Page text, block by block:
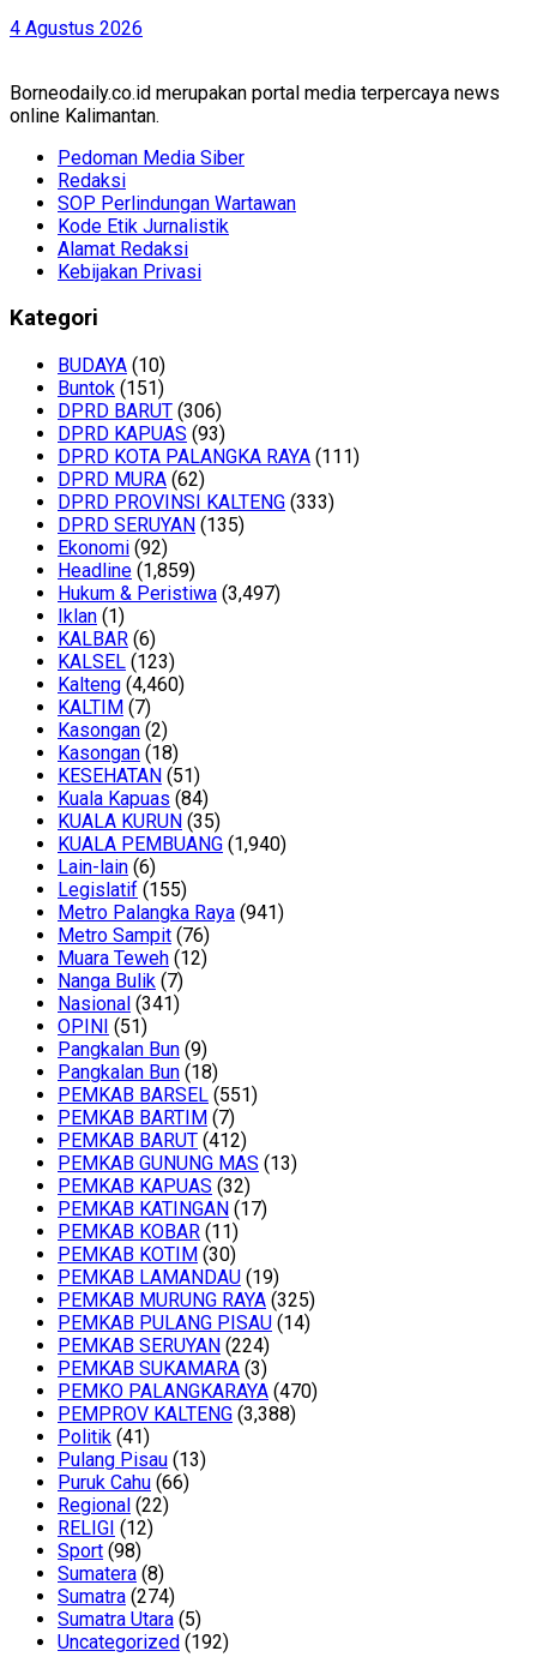
4 Agustus 2026
Borneodaily.co.id merupakan portal media terpercaya news
online Kalimantan.
Pedoman Media Siber
Redaksi
SOP Perlindungan Wartawan
Kode Etik Jurnalistik
Alamat Redaksi
Kebijakan Privasi
Kategori
BUDAYA (10)
Buntok (151)
DPRD BARUT (306)
DPRD KAPUAS (93)
DPRD KOTA PALANGKA RAYA (111)
DPRD MURA (62)
DPRD PROVINSI KALTENG (333)
DPRD SERUYAN (135)
Ekonomi (92)
Headline (1,859)
Hukum & Peristiwa (3,497)
Iklan (1)
KALBAR (6)
KALSEL (123)
Kalteng (4,460)
KALTIM (7)
Kasongan (2)
Kasongan (18)
KESEHATAN (51)
Kuala Kapuas (84)
KUALA KURUN (35)
KUALA PEMBUANG (1,940)
Lain-lain (6)
Legislatif (155)
Metro Palangka Raya (941)
Metro Sampit (76)
Muara Teweh (12)
Nanga Bulik (7)
Nasional (341)
OPINI (51)
Pangkalan Bun (9)
Pangkalan Bun (18)
PEMKAB BARSEL (551)
PEMKAB BARTIM (7)
PEMKAB BARUT (412)
PEMKAB GUNUNG MAS (13)
PEMKAB KAPUAS (32)
PEMKAB KATINGAN (17)
PEMKAB KOBAR (11)
PEMKAB KOTIM (30)
PEMKAB LAMANDAU (19)
PEMKAB MURUNG RAYA (325)
PEMKAB PULANG PISAU (14)
PEMKAB SERUYAN (224)
PEMKAB SUKAMARA (3)
PEMKO PALANGKARAYA (470)
PEMPROV KALTENG (3,388)
Politik (41)
Pulang Pisau (13)
Puruk Cahu (66)
Regional (22)
RELIGI (12)
Sport (98)
Sumatera (8)
Sumatra (274)
Sumatra Utara (5)
Uncategorized (192)